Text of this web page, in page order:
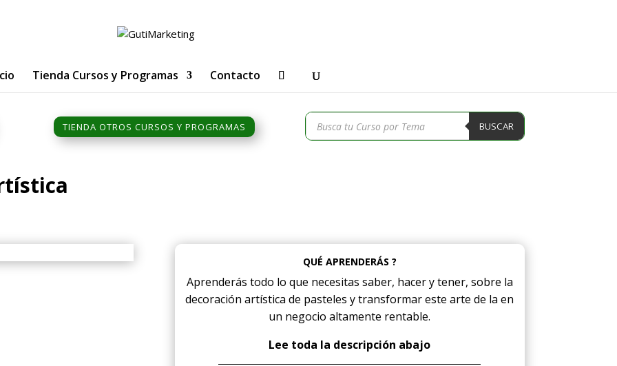
Tienda Cursos y Programas Contacto
TIENDA OTROS CURSOS Y PROGRAMAS
Búsqueda
de
productos
BUSCAR
QUÉ APRENDERÁS ?
Aprenderás todo lo que necesitas saber, hacer y tener, sobre la
decoración artística de pasteles y transformar este arte de la en
un negocio altamente rentable.
Lee toda la descripción abajo